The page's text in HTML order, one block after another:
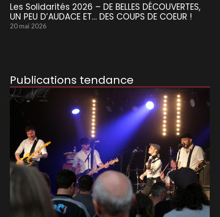
Les Solidarités 2026 – DE BELLES DÉCOUVERTES,
UN PEU D’AUDACE ET… DES COUPS DE COEUR !
20 mai 2026
Publications tendance